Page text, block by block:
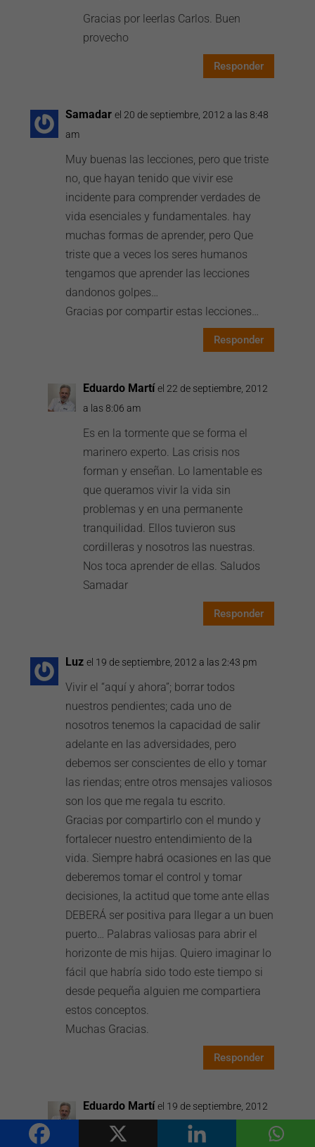
Gracias por leerlas Carlos. Buen
provecho
Responder
Samadar el 20 de septiembre, 2012 a las 8:48
am
Muy buenas las lecciones, pero que triste
no, que hayan tenido que vivir ese
incidente para comprender verdades de
vida esenciales y fundamentales. hay
muchas formas de aprender, pero Que
triste que a veces los seres humanos
tengamos que aprender las lecciones
dandonos golpes…
Gracias por compartir estas lecciones…
Responder
Eduardo Martí el 22 de septiembre, 2012
a las 8:06 am
Es en la tormente que se forma el
marinero experto. Las crisis nos
forman y enseñan. Lo lamentable es
que queramos vivir la vida sin
problemas y en una permanente
tranquilidad. Ellos tuvieron sus
cordilleras y nosotros las nuestras.
Nos toca aprender de ellas. Saludos
Samadar
Responder
Luz el 19 de septiembre, 2012 a las 2:43 pm
Vivir el “aquí y ahora”; borrar todos
nuestros pendientes; cada uno de
nosotros tenemos la capacidad de salir
adelante en las adversidades, pero
debemos ser conscientes de ello y tomar
las riendas; entre otros mensajes valiosos
son los que me regala tu escrito.
Gracias por compartirlo con el mundo y
fortalecer nuestro entendimiento de la
vida. Siempre habrá ocasiones en las que
deberemos tomar el control y tomar
decisiones, la actitud que tome ante ellas
DEBERÁ ser positiva para llegar a un buen
puerto… Palabras valiosas para abrir el
horizonte de mis hijas. Quiero imaginar lo
fácil que habría sido todo este tiempo si
desde pequeña alguien me compartiera
estos conceptos.
Muchas Gracias.
Responder
Eduardo Martí el 19 de septiembre, 2012
a las 4:46 pm